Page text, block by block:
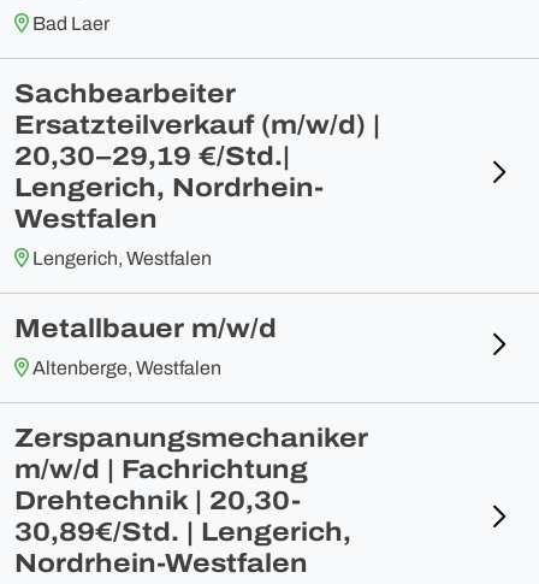
Bad Laer
Sachbearbeiter
Ersatzteilverkauf (m/w/d) |
20,30–29,19 €/Std.|
Lengerich, Nordrhein-
Westfalen
Lengerich, Westfalen
Metallbauer m/w/d
Altenberge, Westfalen
Zerspanungsmechaniker
m/w/d | Fachrichtung
Drehtechnik | 20,30-
30,89€/Std. | Lengerich,
Nordrhein-Westfalen